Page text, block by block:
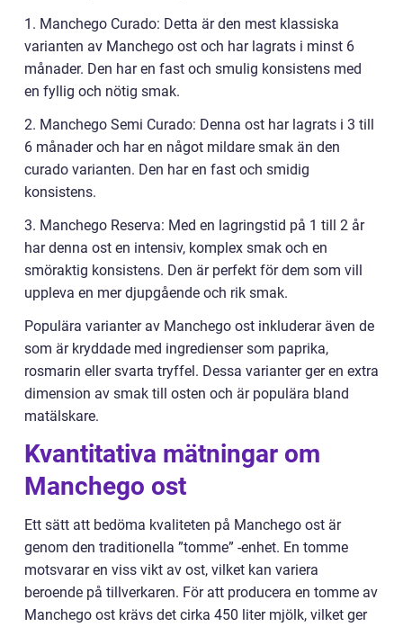
1. Manchego Curado: Detta är den mest klassiska
varianten av Manchego ost och har lagrats i minst 6
månader. Den har en fast och smulig konsistens med
en fyllig och nötig smak.
2. Manchego Semi Curado: Denna ost har lagrats i 3 till
6 månader och har en något mildare smak än den
curado varianten. Den har en fast och smidig
konsistens.
3. Manchego Reserva: Med en lagringstid på 1 till 2 år
har denna ost en intensiv, komplex smak och en
smöraktig konsistens. Den är perfekt för dem som vill
uppleva en mer djupgående och rik smak.
Populära varianter av Manchego ost inkluderar även de
som är kryddade med ingredienser som paprika,
rosmarin eller svarta tryffel. Dessa varianter ger en extra
dimension av smak till osten och är populära bland
matälskare.
Kvantitativa mätningar om
Manchego ost
Ett sätt att bedöma kvaliteten på Manchego ost är
genom den traditionella ”tomme” -enhet. En tomme
motsvarar en viss vikt av ost, vilket kan variera
beroende på tillverkaren. För att producera en tomme av
Manchego ost krävs det cirka 450 liter mjölk, vilket ger